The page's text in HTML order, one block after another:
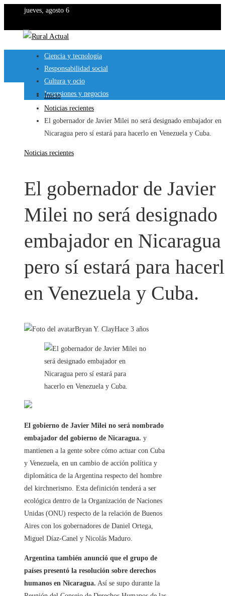
jueves, agosto 6
Ciencia y tecnología
Responsabilidad social
Cultura y ocio
Inversiones y negocios
Inicio
Noticias recientes
El gobernador de Javier Milei no será designado embajador en
Nicaragua pero sí estará para hacerlo en Venezuela y Cuba.
Noticias recientes
El gobernador de Javier
Milei no será designado
embajador en Nicaragua
pero sí estará para
en Venezuela y Cuba.
Bryan Y. ClayHace 3 años
El gobierno de Javier Milei no será nombrado
embajador del gobierno de Nicaragua. y
mantienen a la gente sobre cómo actuar con Cuba
y Venezuela, en un cambio de acción política y
diplomática de la Argentina respecto del hombre
del kirchnerismo. Esta definición tenderá a ser
ecológica dentro de la Organización de Naciones
Unidas (ONU) respecto de la relación de Buenos
Aires con los gobernadores de Daniel Ortega,
Miguel Díaz-Canel y Nicolás Maduro.
Argentina también anunció que el grupo de
países presentó la resolución sobre derechos
humanos en Nicaragua. Así se supo durante la